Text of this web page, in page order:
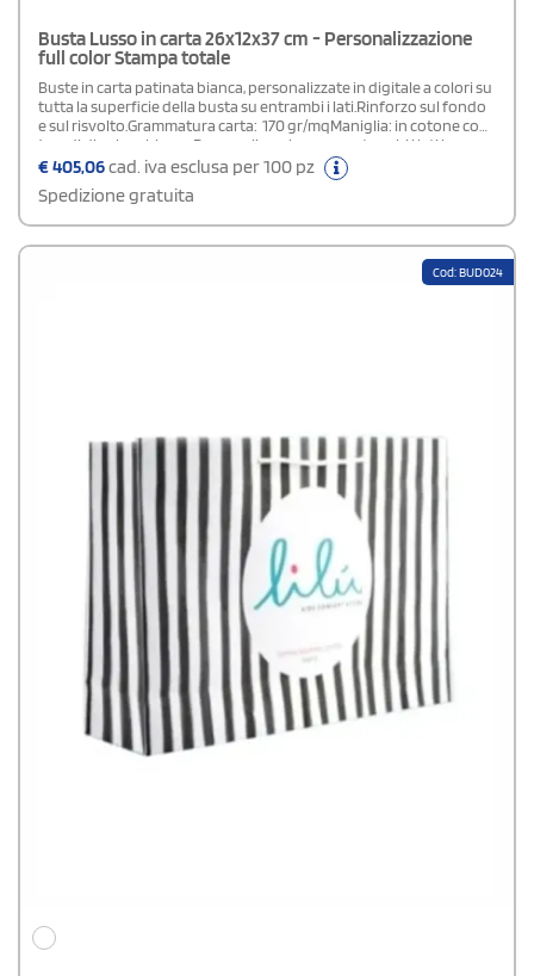
Busta Lusso in carta 26x12x37 cm - Personalizzazione
full color Stampa totale
Buste in carta patinata bianca, personalizzate in digitale a colori su
tutta la superficie della busta su entrambi i lati.Rinforzo sul fondo
e sul risvolto.Grammatura carta: 170 gr/mqManiglia: in cotone con
4 nodi di colore biancoPersonalizzazione: su entrambi i lati in
quadricromia.Area di stampa: stampa totale (su tutta la superficie
della busta)Plastificazione: lucida o opacaIn fase d' ordine
specificare nel campo "note di stampa" la tipologia di
plastificazione scelta.
€405,06cad. iva esclusa per 100 pz
Spedizione gratuita
Cod: BUD024